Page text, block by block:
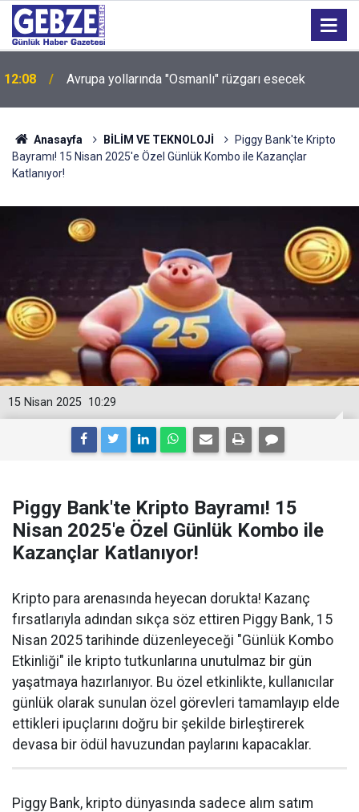
12:04
tutuklandı!
Anasayfa BİLİM VE TEKNOLOJİ
Piggy Bank'te Kripto
Bayramı! 15 Nisan 2025'e Özel Günlük Kombo ile Kazançlar
Katlanıyor!
10:29
15 Nisan 2025
Piggy Bank'te Kripto Bayramı! 15
Nisan 2025'e Özel Günlük Kombo ile
Kazançlar Katlanıyor!
Kripto para arenasında heyecan dorukta! Kazanç
fırsatlarıyla adından sıkça söz ettiren Piggy Bank, 15
Nisan 2025 tarihinde düzenleyeceği "Günlük Kombo
Etkinliği" ile kripto tutkunlarına unutulmaz bir gün
yaşatmaya hazırlanıyor. Bu özel etkinlikte, kullanıcılar
günlük olarak sunulan özel görevleri tamamlayıp elde
ettikleri ipuçlarını doğru bir şekilde birleştirerek
devasa bir ödül havuzundan paylarını kapacaklar.
Piggy Bank, kripto dünyasında sadece alım satım